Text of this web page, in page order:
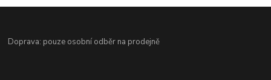
Doprava: pouze osobní odběr na prodejně